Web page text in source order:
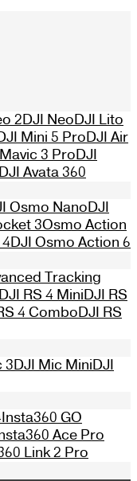
2DJI NeoDJI Lito
Mini 5 ProDJI Air
3 ProDJI
DJI Avata 360
Osmo NanoDJI
3Osmo Action
DJI Osmo Action 6
Tracking
DJI RS 4 MiniDJI RS
4 ComboDJI RS
3DJI Mic MiniDJI
Insta360 GO
Ace Pro
Link 2 Pro